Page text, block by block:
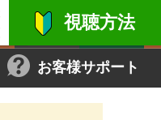
視聴方法
お客様サポート